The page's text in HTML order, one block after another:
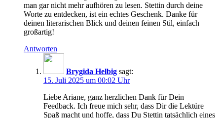
man gar nicht mehr aufhören zu lesen. Stettin durch deine
Worte zu entdecken, ist ein echtes Geschenk. Danke für
deinen literarischen Blick und deinen feinen Stil, einfach
großartig!
Antworten
Brygida Helbig sagt:
15. Juli 2025 um 00:02 Uhr
Liebe Ariane, ganz herzlichen Dank für Dein
Feedback. Ich freue mich sehr, dass Dir die Lektüre
Spaß macht und hoffe, dass Du Stettin tatsächlich eines